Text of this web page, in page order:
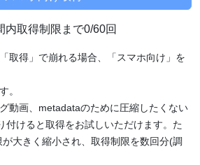
内取得制限まで0/60回
取得」で崩れる場合、「スマホ向け」を
。
動画、metadataのために圧縮したくない
付けると取得をお試しいただけます。た
大きく縮小され、取得制限を数回分(調